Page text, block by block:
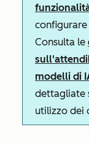
Consulta le
modelli di
dettagliate
utilizzo dei